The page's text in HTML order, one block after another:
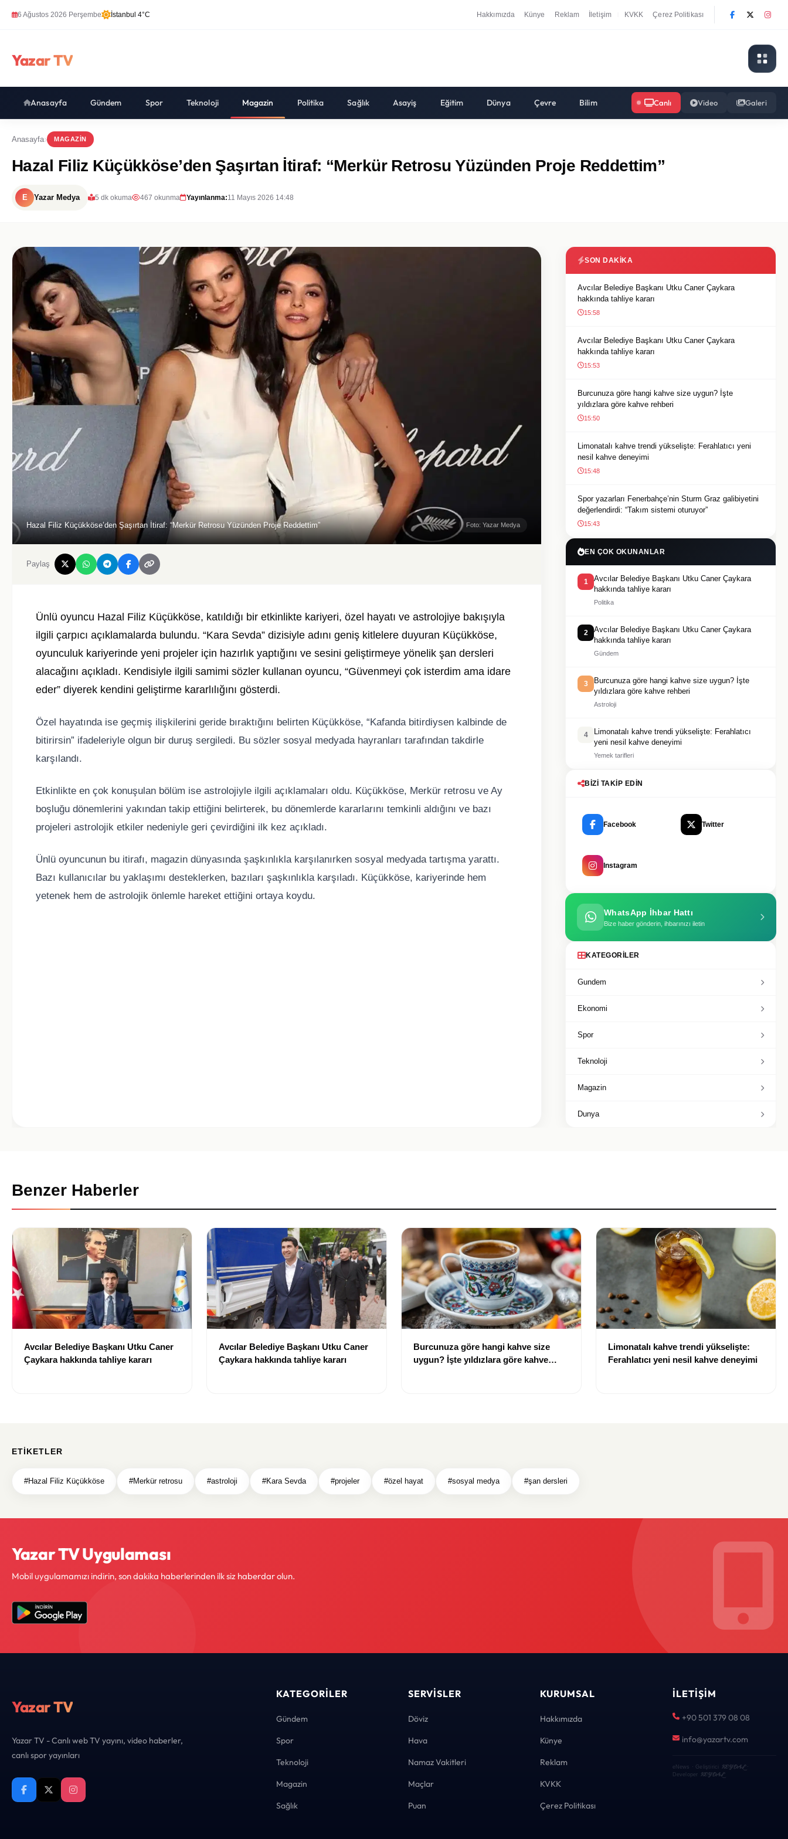
6 Ağustos 2026 Perşembe İstanbul 4°C Hakkımızda Künye Reklam İletişim KVKK Çerez Politikası
Yazar TV
Anasayfa Gündem Spor Teknoloji Magazin Politika Sağlık Asayiş Eğitim Dünya Çevre Bilim Canlı Video Galeri
Anasayfa MAGAZIN
Hazal Filiz Küçükköse’den Şaşırtan İtiraf: “Merkür Retrosu Yüzünden Proje Reddettim”
E Yazar Medya 5 dk okuma 467 okunma Yayınlanma:11 Mayıs 2026 14:48
Hazal Filiz Küçükköse’den Şaşırtan İtiraf: “Merkür Retrosu Yüzünden Proje Reddettim” Foto: Yazar Medya
Paylaş
Ünlü oyuncu Hazal Filiz Küçükköse, katıldığı bir etkinlikte kariyeri, özel hayatı ve astrolojiye bakışıyla
ilgili çarpıcı açıklamalarda bulundu. “Kara Sevda” dizisiyle adını geniş kitlelere duyuran Küçükköse,
oyunculuk kariyerinde yeni projeler için hazırlık yaptığını ve sesini geliştirmeye yönelik şan dersleri
alacağını açıkladı. Kendisiyle ilgili samimi sözler kullanan oyuncu, “Güvenmeyi çok isterdim ama idare
eder” diyerek kendini geliştirme kararlılığını gösterdi.
Özel hayatında ise geçmiş ilişkilerini geride bıraktığını belirten Küçükköse, “Kafanda bitirdiysen kalbinde de
bitirirsin” ifadeleriyle olgun bir duruş sergiledi. Bu sözler sosyal medyada hayranları tarafından takdirle
karşılandı.
Etkinlikte en çok konuşulan bölüm ise astrolojiyle ilgili açıklamaları oldu. Küçükköse, Merkür retrosu ve Ay
boşluğu dönemlerini yakından takip ettiğini belirterek, bu dönemlerde kararlarını temkinli aldığını ve bazı
projeleri astrolojik etkiler nedeniyle geri çevirdiğini ilk kez açıkladı.
Ünlü oyuncunun bu itirafı, magazin dünyasında şaşkınlıkla karşılanırken sosyal medyada tartışma yarattı.
Bazı kullanıcılar bu yaklaşımı desteklerken, bazıları şaşkınlıkla karşıladı. Küçükköse, kariyerinde hem
yetenek hem de astrolojik önlemle hareket ettiğini ortaya koydu.
SON DAKIKA
Avcılar Belediye Başkanı Utku Caner Çaykara
hakkında tahliye kararı
15:58
Avcılar Belediye Başkanı Utku Caner Çaykara
hakkında tahliye kararı
15:53
Burcunuza göre hangi kahve size uygun? İşte
yıldızlara göre kahve rehberi
15:50
Limonatalı kahve trendi yükselişte: Ferahlatıcı yeni
nesil kahve deneyimi
15:48
Spor yazarları Fenerbahçe’nin Sturm Graz galibiyetini
değerlendirdi: “Takım sistemi oturuyor”
15:43
EN ÇOK OKUNANLAR
1
Avcılar Belediye Başkanı Utku Caner Çaykara
hakkında tahliye kararı
Politika
2
Avcılar Belediye Başkanı Utku Caner Çaykara
hakkında tahliye kararı
Gündem
3
Burcunuza göre hangi kahve size uygun? İşte
yıldızlara göre kahve rehberi
Astroloji
4
Limonatalı kahve trendi yükselişte: Ferahlatıcı
yeni nesil kahve deneyimi
Yemek tarifleri
BIZI TAKIP EDIN
Facebook Twitter
Instagram
WhatsApp İhbar Hattı
Bize haber gönderin, ihbarınızı iletin
KATEGORILER
Gundem
Ekonomi
Spor
Teknoloji
Magazin
Dunya
Benzer Haberler
Avcılar Belediye Başkanı Utku Caner
Çaykara hakkında tahliye kararı
Avcılar Belediye Başkanı Utku Caner
Çaykara hakkında tahliye kararı
Burcunuza göre hangi kahve size
uygun? İşte yıldızlara göre kahve
Limonatalı kahve trendi yükselişte:
Ferahlatıcı yeni nesil kahve deneyimi
ETIKETLER
#Hazal Filiz Küçükköse #Merkür retrosu #astroloji #Kara Sevda #projeler #özel hayat #sosyal medya #şan dersleri
Yazar TV Uygulaması
Mobil uygulamamızı indirin, son dakika haberlerinden ilk siz haberdar olun.
Yazar TV
Yazar TV - Canlı web TV yayını, video haberler,
canlı spor yayınları
KATEGORILER
Gündem
Spor
Teknoloji
Magazin
Sağlık
SERVISLER
Döviz
Hava
Namaz Vakitleri
Maçlar
Puan
KURUMSAL
Hakkımızda
Künye
Reklam
KVKK
Çerez Politikası
İLETIŞIM
+90 501 379 08 08
info@yazartv.com
eNews · Geliştirici KEYDAL·
Developer KEYDAL